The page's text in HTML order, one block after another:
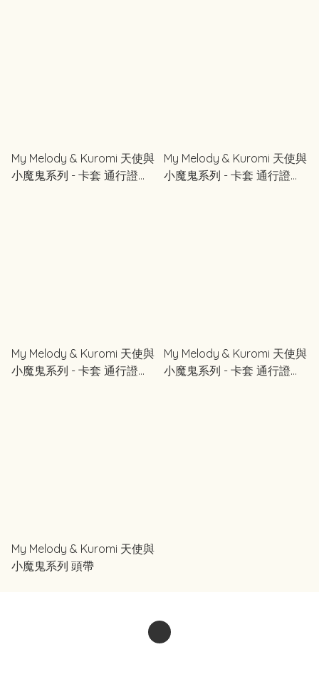
My Melody & Kuromi 天使與
小魔鬼系列 - 卡套 通行證保
My Melody & Kuromi 天使與
小魔鬼系列 - 卡套 通行證保
My Melody & Kuromi 天使與
小魔鬼系列 - 卡套 通行證保
My Melody & Kuromi 天使與
小魔鬼系列 - 卡套 通行證保
My Melody & Kuromi 天使與
小魔鬼系列 頭帶